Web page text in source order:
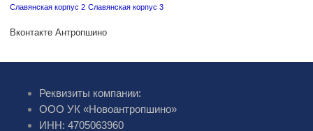
Славянская корпус 2 Славянская корпус 3
Вконтакте Антропшино
Реквизиты компании:
ООО УК «Новоантропшино»
ИНН: 4705063960